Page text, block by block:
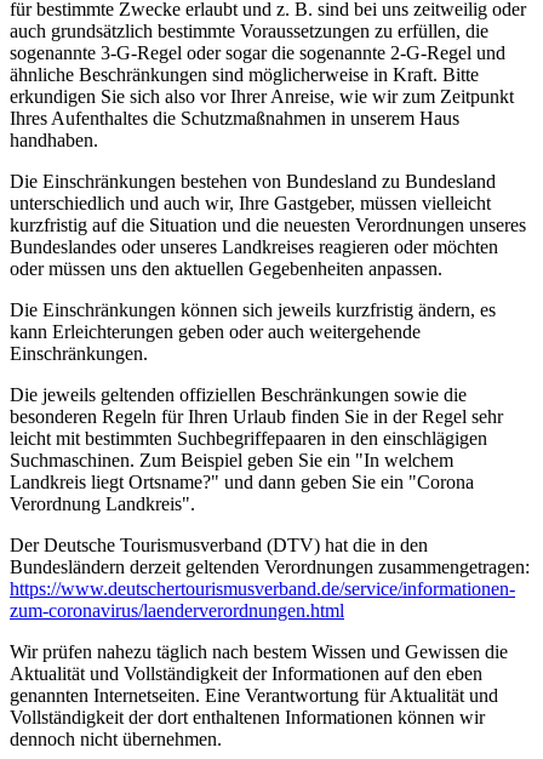
für bestimmte Zwecke erlaubt und z. B. sind bei uns zeitweilig oder
auch grundsätzlich bestimmte Voraussetzungen zu erfüllen, die
sogenannte 3-G-Regel oder sogar die sogenannte 2-G-Regel und
ähnliche Beschränkungen sind möglicherweise in Kraft. Bitte
erkundigen Sie sich also vor Ihrer Anreise, wie wir zum Zeitpunkt
Ihres Aufenthaltes die Schutzmaßnahmen in unserem Haus
handhaben.
Die Einschränkungen bestehen von Bundesland zu Bundesland
unterschiedlich und auch wir, Ihre Gastgeber, müssen vielleicht
kurzfristig auf die Situation und die neuesten Verordnungen unseres
Bundeslandes oder unseres Landkreises reagieren oder möchten
oder müssen uns den aktuellen Gegebenheiten anpassen.
Die Einschränkungen können sich jeweils kurzfristig ändern, es
kann Erleichterungen geben oder auch weitergehende
Einschränkungen.
Die jeweils geltenden offiziellen Beschränkungen sowie die
besonderen Regeln für Ihren Urlaub finden Sie in der Regel sehr
leicht mit bestimmten Suchbegriffepaaren in den einschlägigen
Suchmaschinen. Zum Beispiel geben Sie ein "In welchem
Landkreis liegt Ortsname?" und dann geben Sie ein "Corona
Verordnung Landkreis".
Der Deutsche Tourismusverband (DTV) hat die in den
Bundesländern derzeit geltenden Verordnungen zusammengetragen:
https://www.deutscher­tourismusverband.de/­service/­informationen-
zum-coronavirus/­laenderverordnungen.html
Wir prüfen nahezu täglich nach bestem Wissen und Gewissen die
Aktualität und Vollständigkeit der Informationen auf den eben
genannten Internetseiten. Eine Verantwortung für Aktualität und
Vollständigkeit der dort enthaltenen Informationen können wir
dennoch nicht übernehmen.